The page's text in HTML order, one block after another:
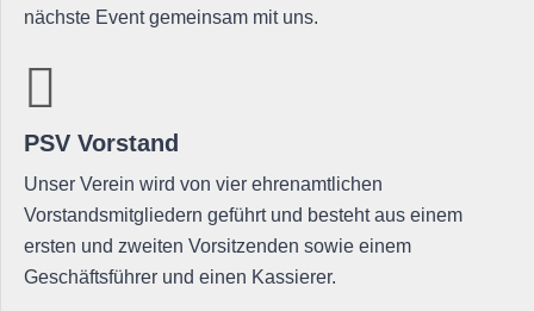
nächste Event gemeinsam mit uns.
PSV Vorstand
Unser Verein wird von vier ehrenamtlichen
Vorstandsmitgliedern geführt und besteht aus einem
ersten und zweiten Vorsitzenden sowie einem
Geschäftsführer und einen Kassierer.